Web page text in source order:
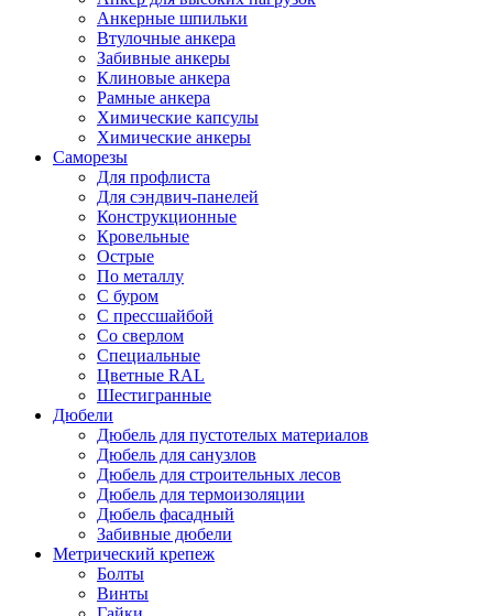
Анкерные шпильки
Втулочные анкера
Забивные анкеры
Клиновые анкера
Рамные анкера
Химические капсулы
Химические анкеры
Саморезы
Для профлиста
Для сэндвич-панелей
Конструкционные
Кровельные
Острые
По металлу
С буром
С прессшайбой
Со сверлом
Специальные
Цветные RAL
Шестигранные
Дюбели
Дюбель для пустотелых материалов
Дюбель для санузлов
Дюбель для строительных лесов
Дюбель для термоизоляции
Дюбель фасадный
Забивные дюбели
Метрический крепеж
Болты
Винты